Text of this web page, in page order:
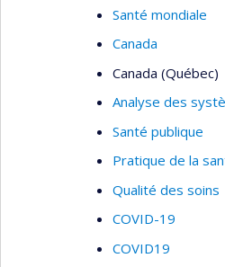
Santé mondiale
Canada
Canada (Québec)
Analyse des
Santé publique
Pratique de la
Qualité des soins
COVID-19
COVID19